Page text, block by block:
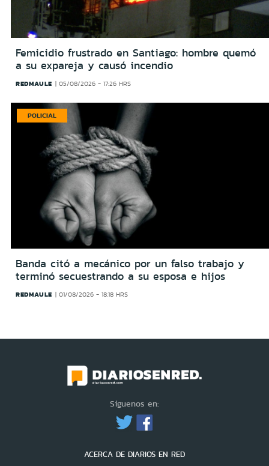
Femicidio frustrado en Santiago: hombre quemó
a su expareja y causó incendio
REDMAULE 05/08/2026 - 17:26 HRS
POLICIAL
Banda citó a mecánico por un falso trabajo y
terminó secuestrando a su esposa e hijos
REDMAULE 01/08/2026 - 18:18 HRS
Síguenos en:
ACERCA DE DIARIOS EN RED